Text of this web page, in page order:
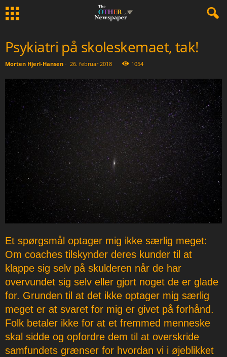
Psykiatri på skoleskemaet, tak!
Morten Hjerl-Hansen - 26. februar 2018 1054
Et spørgsmål optager mig ikke særlig meget:
Om coaches tilskynder deres kunder til at
klappe sig selv på skulderen når de har
overvundet sig selv eller gjort noget de er glade
for. Grunden til at det ikke optager mig særlig
meget er at svaret for mig er givet på forhånd.
Folk betaler ikke for at et fremmed menneske
skal sidde og opfordre dem til at overskride
samfundets grænser for hvordan vi i øjeblikket